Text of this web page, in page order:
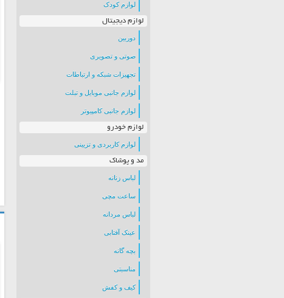
لوازم کودک
لوازم دیجیتال
دوربین
صوتی و تصویری
تجهیزات شبکه و ارتباطات
لوازم جانبی موبایل و تبلت
لوازم جانبی کامپیوتر
لوازم خودرو
لوازم کاربردی و تزیینی
مد و پوشاک
لباس زنانه
ساعت مچی
لباس مردانه
عینک آفتابی
بچه گانه
مناسبتی
کیف و کفش